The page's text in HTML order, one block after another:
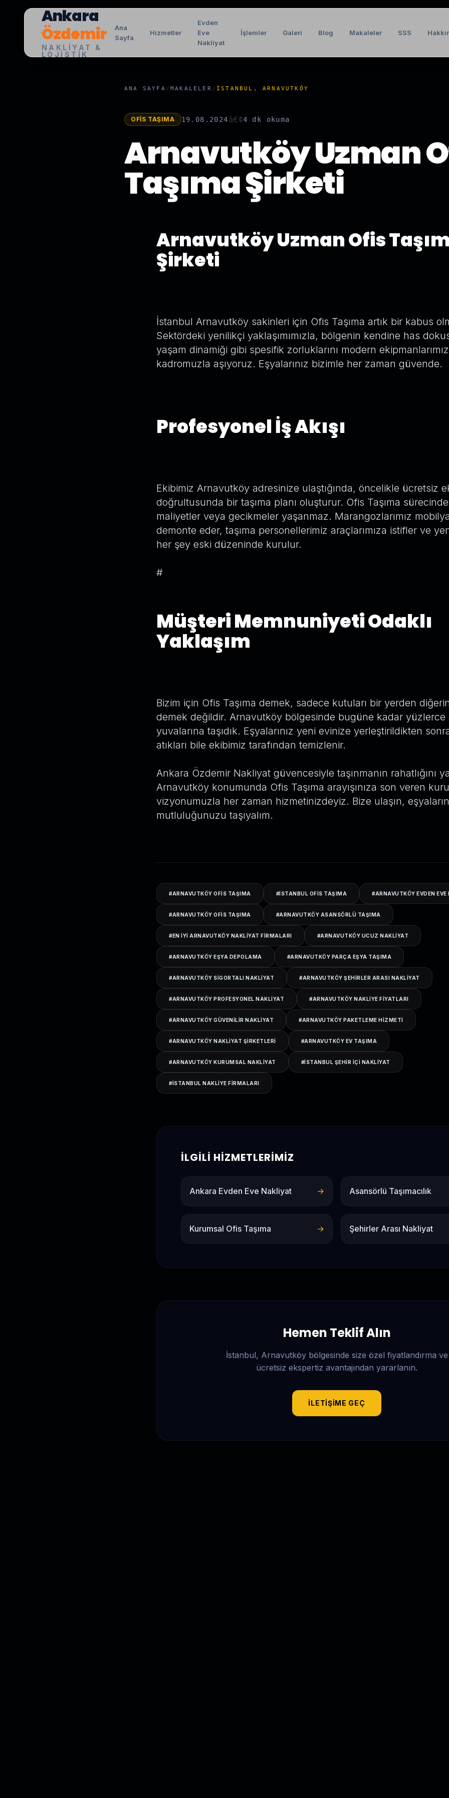
Ankara
Özdemir
NAKLIYAT &
LOJISTIK
Ana
Sayfa
Hizmetler
Evden
Eve
Nakliyat
İşlemler Galeri Blog Makaleler SSS
ANA SAYFA /MAKALELER / İSTANBUL, ARNAVUTKÖY
OFIS TAŞIMA 19.08.2024â€¢4 dk okuma
Arnavutköy Uzman
Taşıma Şirketi
Arnavutköy Uzman Ofis
Şirketi
İstanbul Arnavutköy sakinleri için Ofis Taşıma artık bir kabus
Sektördeki yenilikçi yaklaşımımızla, bölgenin kendine has
yaşam dinamiği gibi spesifik zorluklarını modern
kadromuzla aşıyoruz. Eşyalarınız bizimle her zaman güvende.
Profesyonel İş Akışı
Ekibimiz Arnavutköy adresinize ulaştığında, öncelikle ücretsiz
doğrultusunda bir taşıma planı oluşturur. Ofis Taşıma
maliyetler veya gecikmeler yaşanmaz. Marangozlarımız
demonte eder, taşıma personellerimiz araçlarımıza istifler ve
her şey eski düzeninde kurulur.
#
Müşteri Memnuniyeti Odaklı
Yaklaşım
Bizim için Ofis Taşıma demek, sadece kutuları bir yerden
demek değildir. Arnavutköy bölgesinde bugüne kadar yüzlerce
yuvalarına taşıdık. Eşyalarınız yeni evinize yerleştirildikten
atıkları bile ekibimiz tarafından temizlenir.
Ankara Özdemir Nakliyat güvencesiyle taşınmanın rahatlığını
Arnavutköy konumunda Ofis Taşıma arayışınıza son veren
vizyonumuzla her zaman hizmetinizdeyiz. Bize ulaşın,
mutluluğunuzu taşıyalım.
#ARNAVUTKÖY OFIS TAŞIMA #ISTANBUL OFIS TAŞIMA #ARNAVUTKÖY EVDEN
#ARNAVUTKÖY OFIS TAŞIMA #ARNAVUTKÖY ASANSÖRLÜ TAŞIMA
#EN IYI ARNAVUTKÖY NAKLIYAT FIRMALARI #ARNAVUTKÖY UCUZ NAKLIYAT
#ARNAVUTKÖY EŞYA DEPOLAMA #ARNAVUTKÖY PARÇA EŞYA TAŞIMA
#ARNAVUTKÖY SIGORTALI NAKLIYAT #ARNAVUTKÖY ŞEHIRLER ARASI NAKLIYAT
#ARNAVUTKÖY PROFESYONEL NAKLIYAT #ARNAVUTKÖY NAKLIYE FIYATLARI
#ARNAVUTKÖY GÜVENILIR NAKLIYAT #ARNAVUTKÖY PAKETLEME HIZMETI
#ARNAVUTKÖY NAKLIYAT ŞIRKETLERI #ARNAVUTKÖY EV TAŞIMA
#ARNAVUTKÖY KURUMSAL NAKLIYAT #ISTANBUL ŞEHIR IÇI NAKLIYAT
#ISTANBUL NAKLIYE FIRMALARI
İLGILI HIZMETLERIMIZ
Ankara Evden Eve Nakliyat → Asansörlü Taşımacılık
Kurumsal Ofis Taşıma → Şehirler Arası Nakliyat
Hemen Teklif Alın
İstanbul, Arnavutköybölgesinde size özel fiyatlandırma ve
ücretsiz ekspertiz avantajından yararlanın.
İLETIŞIME GEÇ